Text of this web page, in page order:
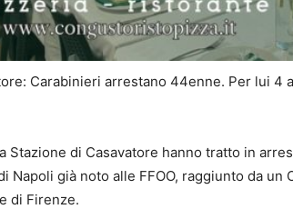
Carabinieri arrestano 44enne. Per lui 4
Stazione di Casavatore hanno tratto in
Napoli già noto alle FFOO, raggiunto da un
di Firenze.